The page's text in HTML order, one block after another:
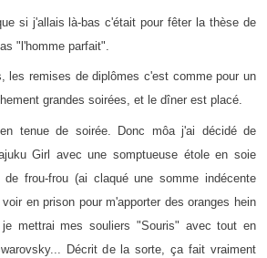
si j'allais là-bas c'était pour fêter la thèse de
"l'homme parfait".
les remises de diplômes c'est comme pour un
grandes soirées, et le dîner est placé.
tenue de soirée. Donc môa j'ai décidé de
Girl avec une somptueuse étole en soie
de frou-frou (ai claqué une somme indécente
en prison pour m'apporter des oranges hein
mettrai mes souliers "Souris" avec tout en
Décrit de la sorte, ça fait vraiment